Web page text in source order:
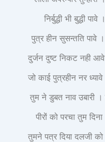
निर्बुद्धी भी बुद्धी
पुत्र हीन सुसन्तति पावे
दुर्जन दुष्ट निकट नही
जो काई पुत्रहीन नर
तुम ने डुबत नाव उबारी ।
पीरों को परचा तुम
तुमने पत्र दिया दलजी को